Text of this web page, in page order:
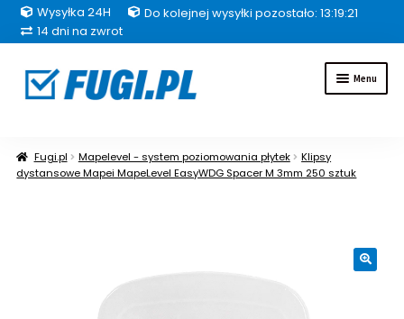
Wysyłka 24H
Do kolejnej wysyłki pozostało: 13:19:20
14 dni na zwrot
Przejdź
do
Przejdź
do
Menu
Uszczelniacze
Fugi.pl Mapelevel - system poziomowania płytek
Klipsy
dystansowe Mapei MapeLevel EasyWDG Spacer M 3mm 250 sztuk